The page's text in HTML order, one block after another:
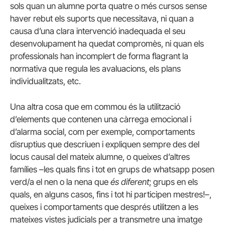
sols quan un alumne porta quatre o més cursos sense
haver rebut els suports que necessitava, ni quan a
causa d’una clara intervenció inadequada el seu
desenvolupament ha quedat compromès, ni quan els
professionals han incomplert de forma flagrant la
normativa que regula les avaluacions, els plans
individualitzats, etc.
Una altra cosa que em commou és la utilització
d’elements que contenen una càrrega emocional i
d’alarma social, com per exemple, comportaments
disruptius que descriuen i expliquen sempre des del
locus causal del mateix alumne, o queixes d’altres
famílies –les quals fins i tot en grups de whatsapp posen
verd/a el nen o la nena que és diferent; grups en els
quals, en alguns casos, fins i tot hi participen mestres!–,
queixes i comportaments que després utilitzen a les
mateixes vistes judicials per a transmetre una imatge